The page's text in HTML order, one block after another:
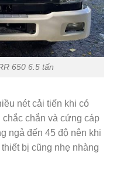
650 6.5 tấn
nét cải tiến khi có
chắn và cứng cáp
ngả đến 45 độ nên khi
bị cũng nhẹ nhàng